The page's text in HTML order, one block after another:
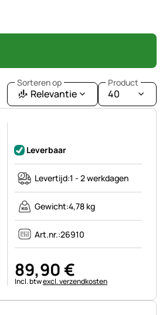
Sorteren op
Relevantie
Product
40
Leverbaar
Levertijd:1 - 2 werkdagen
Gewicht:4,78 kg
Art.nr.:26910
89,90€
Belastinginformatie:
Incl. btwexcl. verzendkosten